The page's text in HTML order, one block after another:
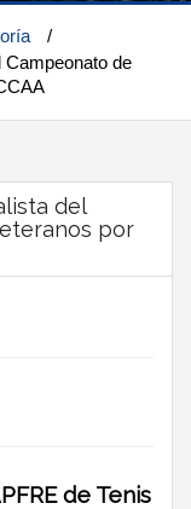
/
Campeonato de
del
por
de Tenis